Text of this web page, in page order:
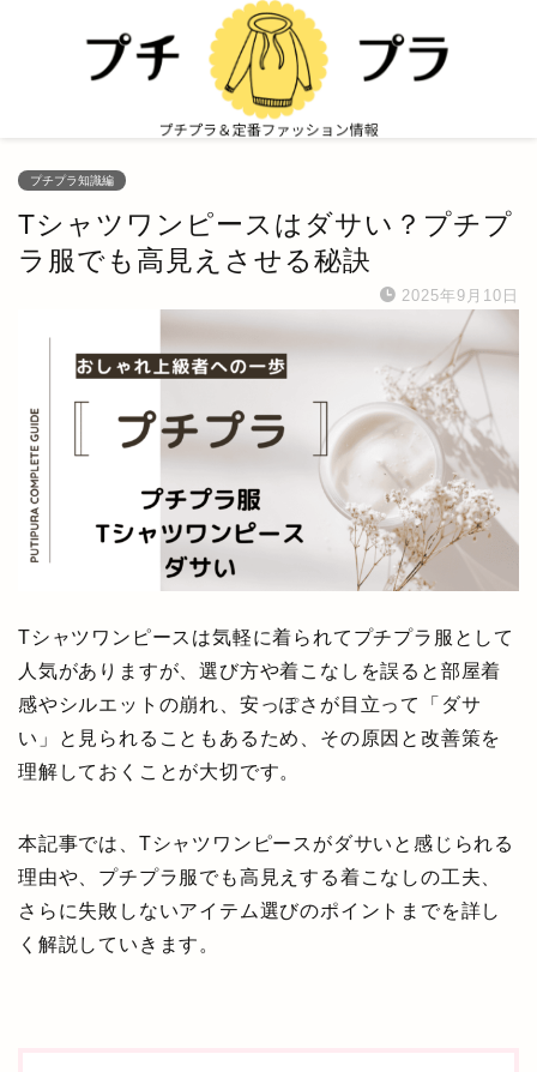
プチプラ知識編
Tシャツワンピースはダサい？プチプ
ラ服でも高見えさせる秘訣
2025年9月10日
Tシャツワンピースは気軽に着られてプチプラ服として
人気がありますが、選び方や着こなしを誤ると部屋着
感やシルエットの崩れ、安っぽさが目立って「ダサ
い」と見られることもあるため、その原因と改善策を
理解しておくことが大切です。
本記事では、Tシャツワンピースがダサいと感じられる
理由や、プチプラ服でも高見えする着こなしの工夫、
さらに失敗しないアイテム選びのポイントまでを詳し
く解説していきます。